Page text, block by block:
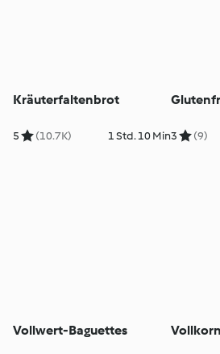
Kräuterfaltenbrot
5 (10.7K) 1 Std. 10 Min3 (9)
Vollwert-Baguettes